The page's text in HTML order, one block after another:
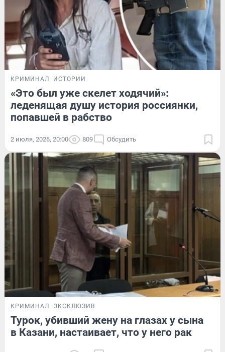
КРИМИНАЛ ИСТОРИИ
«Это был уже скелет ходячий»:
леденящая душу история россиянки,
попавшей в рабство
2 июля, 2026, 20:00 809 Обсудить
КРИМИНАЛ ЭКСКЛЮЗИВ
Турок, убивший жену на глазах у сына
в Казани, настаивает, что у него рак